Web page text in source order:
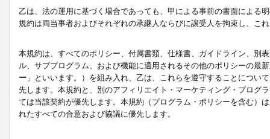
乙は、法の運用に基づく場合であっても、甲による事前の書面による
規約は両当事者およびそれぞれの承継人ならびに譲受人を拘束し、こ
本規約は、すべてのポリシー、付属書類、仕様書、ガイドライン、別
ル、サブプログラム、および機能に適用されるその他のポリシーの最
ー 」といいます。）を組み入れ、乙は、これらを遵守することにつ
先します。本規約と、別のアフィリエイト・マーケティング・プログ
ては当該契約が優先します。本規約（プログラム・ポリシーを含む）
れたすべての合意および協議に優先します。